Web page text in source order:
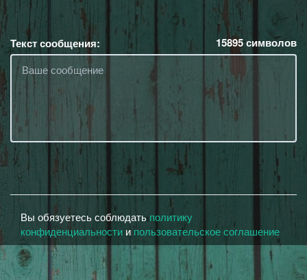
Текст сообщения: 15895символов
Вы обязуетесь соблюдатьполитику
конфиденциальности и пользовательское соглашение